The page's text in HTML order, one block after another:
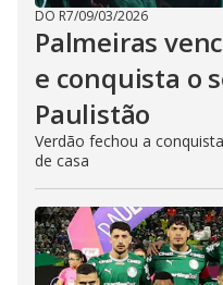
DO R7/09/03/2026
Palmeiras
e conquista o
Paulistão
Verdão fechou a
de casa